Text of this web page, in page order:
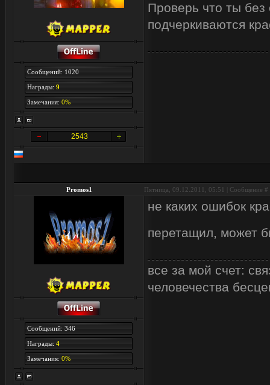
Сообщений: 1020
Награды: 9
Замечания: 0%
2543
Проверь что ты без
подчеркиваются
Promos1 Пятница, 09.12.2011, 05:51 | Сообщение #
Сообщений: 346
Награды: 4
Замечания: 0%
не каких ошибок
перетащил, может
все за мой счет:
человечества